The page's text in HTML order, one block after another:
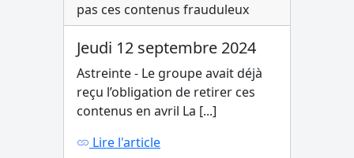
pas ces contenus frauduleux
Jeudi 12 septembre 2024
Astreinte - Le groupe avait déjà
reçu l’obligation de retirer ces
contenus en avril La [...]
Lire l'article